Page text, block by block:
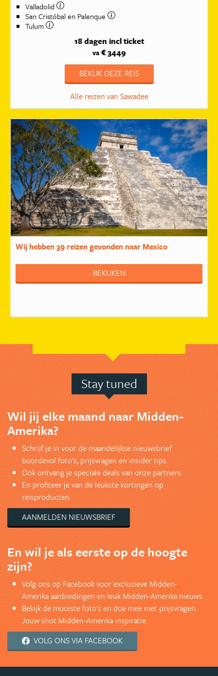
Valladolid
San Cristóbal en Palenque
Tulum
18 dagen incl ticket
va€ 3449
BEKIJK DEZE REIS
Alle reizen van Sawadee
Wij hebben39 reizengevonden naar Mexico
BEKIJKEN
Stay tuned
Wil jij elke maand naar Midden-
Amerika?
Schrijf je in voor de maandelijkse nieuwsbrief
boordevol foto's, prijsvragen en insider tips.
Ook ontvang je speciale deals van onze partners.
En profiteer je van de leukste kortingen op
reisproducten.
AANMELDEN NIEUWSBRIEF
En wil je als eerste op de hoogte
zijn?
Volg ons op Facebook voor exclusieve Midden-
Amerika aanbiedingen en leuk Midden-Amerika nieuws.
Bekijk de mooiste foto's en doe mee met prijsvragen.
Jouw shot Midden-Amerika inspiratie.
VOLG ONS VIA FACEBOOK